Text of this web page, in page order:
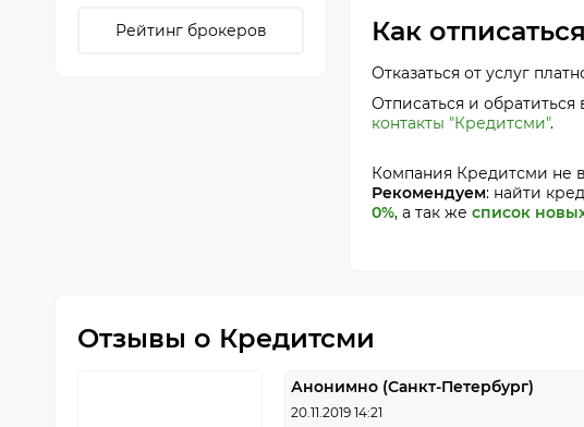
Рейтинг брокеров Как
Отказаться от услуг
Отписаться и
контакты "Кредитсми".
Компания Кредитсми не
Рекомендуем: найти
0%, а так жесписок
Отзывы о Кредитсми
Анонимно (Санкт-Петербург)
20.11.2019 14:21